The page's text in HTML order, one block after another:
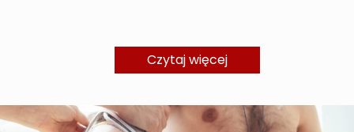
Czytaj więcej